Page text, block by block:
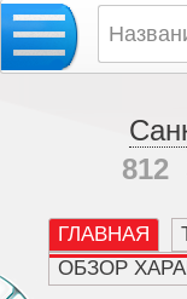
812
ГЛАВНАЯ
ОБЗОР